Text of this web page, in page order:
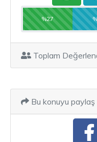
%27
Toplam
Bu konuyu paylaş